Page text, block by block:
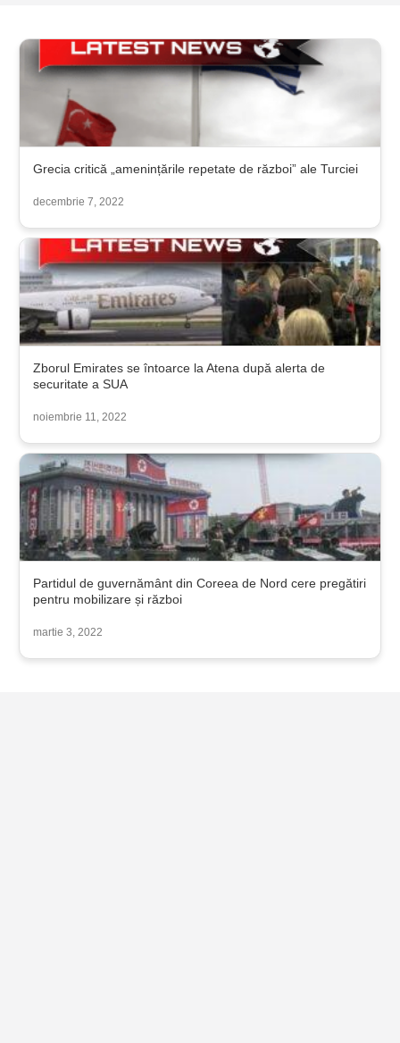
Grecia critică „amenințările repetate de război” ale Turciei
decembrie 7, 2022
Zborul Emirates se întoarce la Atena după alerta de
securitate a SUA
noiembrie 11, 2022
Partidul de guvernământ din Coreea de Nord cere pregătiri
pentru mobilizare și război
martie 3, 2022